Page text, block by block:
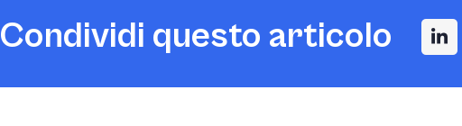
Condividi questo articolo